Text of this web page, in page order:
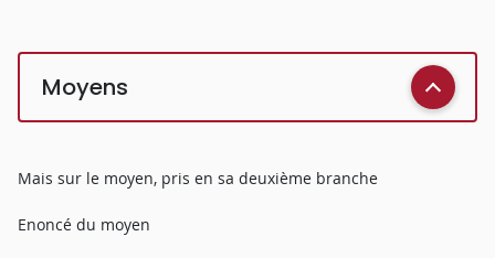
Moyens
Mais sur le moyen, pris en sa deuxième branche
Enoncé du moyen